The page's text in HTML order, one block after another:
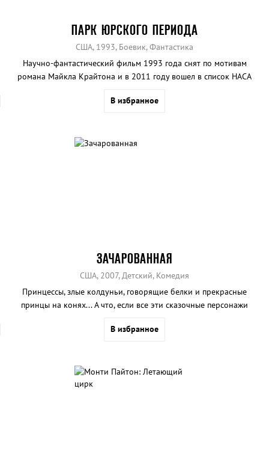
ПАРК ЮРСКОГО ПЕРИОДА
США, 1993, Боевик, Фантастика
Научно-фантастический фильм 1993 года снят по мотивам
романа Майкла Крайтона и в 2011 году вошел в список НАСА
В избранное
ЗАЧАРОВАННАЯ
США, 2007, Детский, Комедия
Принцессы, злые колдуньи, говорящие белки и прекрасные
принцы на конях... А что, если все эти сказочные персонажи
поэкспериментировать, а заодно от души посмеяться над
В избранное